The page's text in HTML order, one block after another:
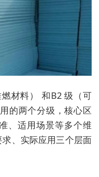
材料） 和B2 级（可
的两个分级，核心区
、适用场景等多个维
、实际应用三个层面